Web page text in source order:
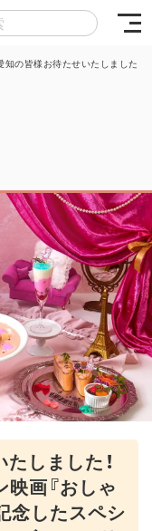
知の皆様お待たせいたしました！
しました！
画『おしゃ
念したスペシ